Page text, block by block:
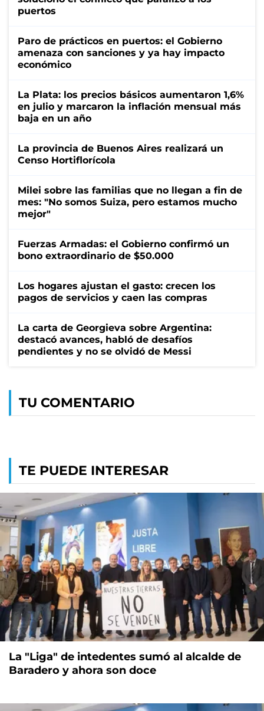
puertos
Paro de prácticos en puertos: el Gobierno
amenaza con sanciones y ya hay impacto
económico
La Plata: los precios básicos aumentaron 1,6%
en julio y marcaron la inflación mensual más
baja en un año
La provincia de Buenos Aires realizará un
Censo Hortiflorícola
Milei sobre las familias que no llegan a fin de
mes: "No somos Suiza, pero estamos mucho
mejor"
Fuerzas Armadas: el Gobierno confirmó un
bono extraordinario de $50.000
Los hogares ajustan el gasto: crecen los
pagos de servicios y caen las compras
La carta de Georgieva sobre Argentina:
destacó avances, habló de desafíos
pendientes y no se olvidó de Messi
TU COMENTARIO
TE PUEDE INTERESAR
La "Liga" de intedentes sumó al alcalde de
Baradero y ahora son doce